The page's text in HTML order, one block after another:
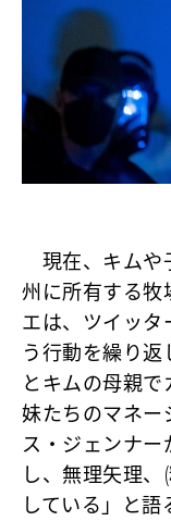
現在、キムや
州に所有する牧
エは、ツイッタ
う行動を繰り
とキムの母親
妹たちのマネー
ス・ジェンナ
し、無理矢理
している」と語